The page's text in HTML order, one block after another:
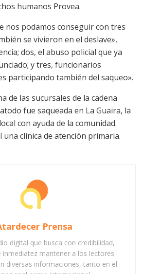
humanos Provea.
nos podamos conseguir con tres
se vivieron en el deslave»,
dos, el abuso policial que ya
y tres, funcionarios
participando también del saqueo».
de las sucursales de la cadena
fue saqueada en La Guaira, la
con ayuda de la comunidad.
clínica de atención primaria.
Prensa
digital que busca con credibilidad,
inmediatez mantener a los lectores
diversas informaciones, tanto en el